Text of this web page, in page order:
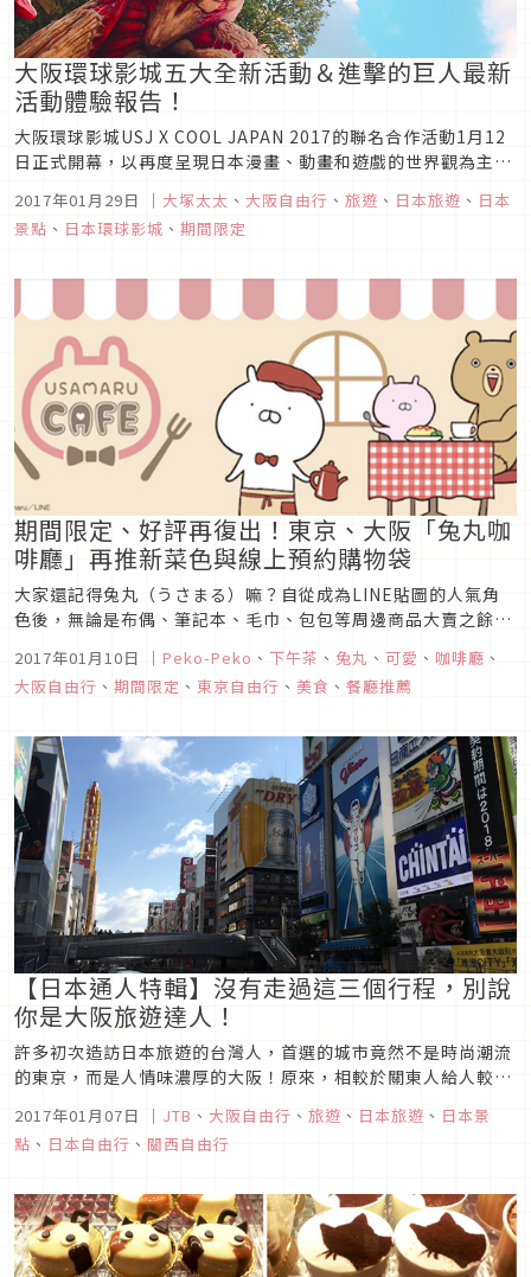
大阪環球影城五大全新活動＆進擊的巨人最新
活動體驗報告！
大阪環球影城USJ X COOL JAPAN 2017的聯名合作活動1月12
日正式開幕，以再度呈現日本漫畫、動畫和遊戲的世界觀為主
USJ遊玩的朋友們將會有不少新發現喔！這五大活動有～
2017年01月29日 ｜ 大塚太太 、 大阪自由行 、 旅遊 、 日本旅遊 、 日本
景點 、 日本環球影城 、 期間限定
期間限定、好評再復出！東京、大阪「兔丸咖
啡廳」再推新菜色與線上預約購物袋
大家還記得兔丸（うさまる）嘛？自從成為LINE貼圖的人氣角
色後，無論是布偶、筆記本、毛巾、包包等周邊商品大賣之餘，
去年期間限定的兔丸咖啡廳「USAMARU CAFÉ」也是相當受到
粉絲們的歡迎！
2017年01月10日 ｜ Peko-Peko 、 下午茶 、 兔丸 、 可愛 、 咖啡廳 、
大阪自由行 、 期間限定 、 東京自由行 、 美食 、 餐廳推薦
【日本通人特輯】沒有走過這三個行程，別說
你是大阪旅遊達人！
許多初次造訪日本旅遊的台灣人，首選的城市竟然不是時尚潮流
的東京，而是人情味濃厚的大阪！原來，相較於關東人給人較冷
更有熟悉感與親切。
2017年01月07日 ｜ JTB 、 大阪自由行 、 旅遊 、 日本旅遊 、 日本景
點 、 日本自由行 、 關西自由行